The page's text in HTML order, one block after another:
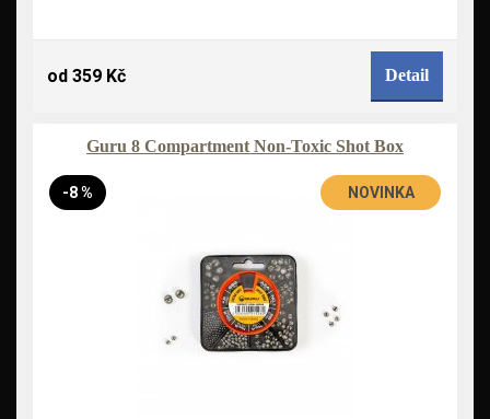
od 359 Kč Detail
Guru 8 Compartment Non-Toxic Shot Box
-8 % NOVINKA